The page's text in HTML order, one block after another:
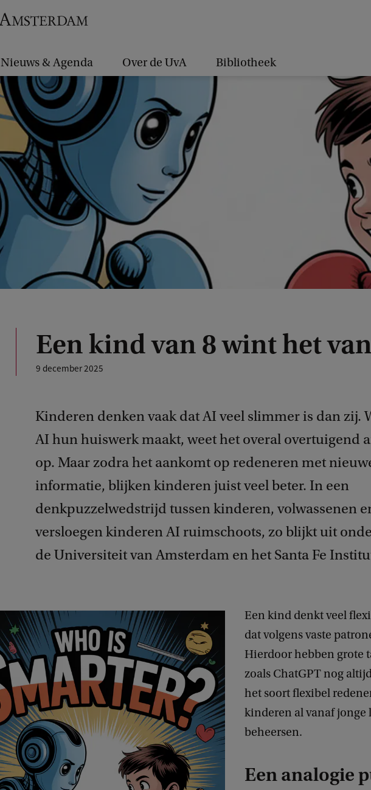
Nieuws & Agenda Over de UvA Bibliotheek
Een kind van 8 wint het
9 december 2025
Kinderen denken vaak dat AI veel slimmer is dan zij.
AI hun huiswerk maakt, weet het overal overtuigend
op. Maar zodra het aankomt op redeneren met
informatie, blijken kinderen juist veel beter. In een
denkpuzzelwedstrijd tussen kinderen, volwassenen
versloegen kinderen AI ruimschoots, zo blijkt uit
de Universiteit van Amsterdam en het Santa Fe
Een kind denkt veel
dat volgens vaste
Hierdoor hebben grote
zoals ChatGPT nog
het soort flexibel
kinderen al vanaf jonge
beheersen.
Een analogie